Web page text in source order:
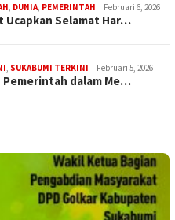
DUNIA PEMERINTAH Februari 6, 2026
Ucapkan Selamat Har…
SUKABUMI TERKINI Februari 5, 2026
Pemerintah dalam Me…